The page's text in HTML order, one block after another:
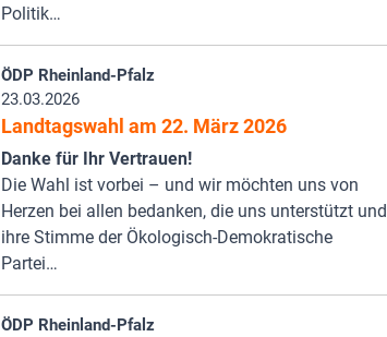
Politik…
ÖDP Rheinland-Pfalz
23.03.2026
Landtagswahl am 22. März 2026
Danke für Ihr Vertrauen!
Die Wahl ist vorbei – und wir möchten uns von
Herzen bei allen bedanken, die uns unterstützt und
ihre Stimme der Ökologisch-Demokratische
Partei…
ÖDP Rheinland-Pfalz